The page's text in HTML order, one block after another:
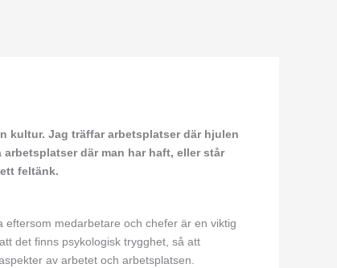
kultur. Jag träffar arbetsplatser där hjulen
där man har haft, eller står
feltänk.
medarbetare och chefer är en viktig
det finns psykologisk trygghet, så att
av arbetet och arbetsplatsen.